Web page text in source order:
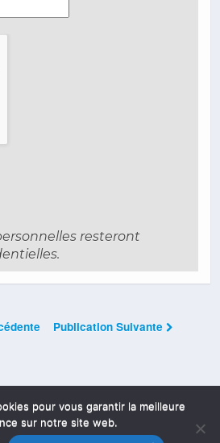
resteront
Publication Suivante
Sont Fermés
pour vous garantir la meilleure
sur notre site web.